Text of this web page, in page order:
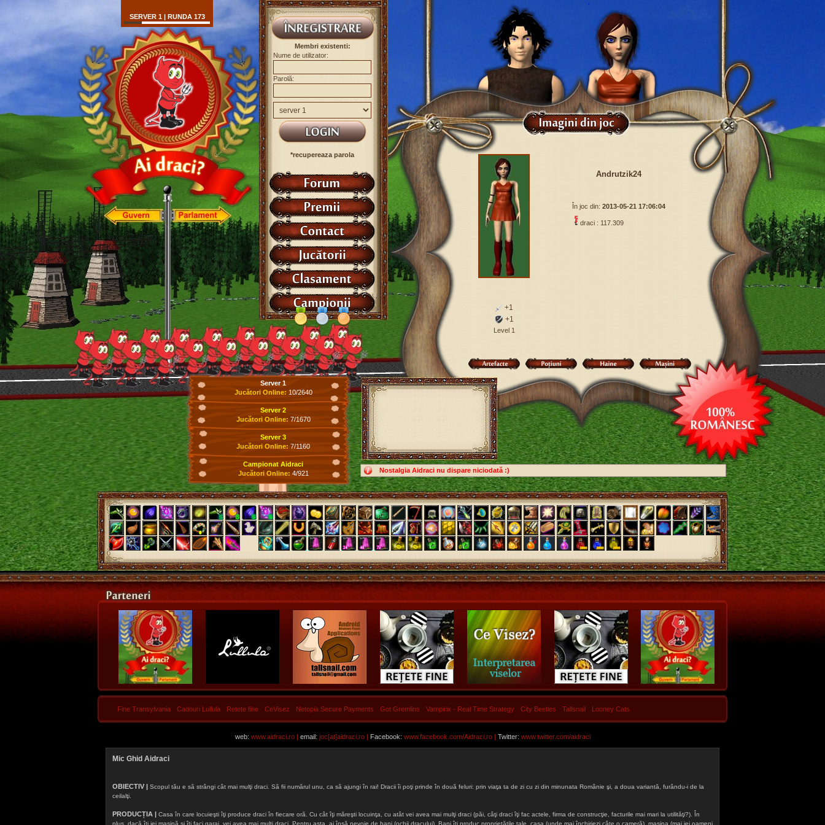
Nostalgia Aidraci nu dispare niciodată :)
SERVER 1 | RUNDA 173
Membri existenti:
Nume de utilizator:
Parolă:
*recupereaza parola
+1
+1
Level 1
Andrutzik24
În joc din: 2013-05-21 17:06:04
draci : 117.309
Server 1
Jucători Online: 10/2640
Server 2
Jucători Online: 7/1670
Server 3
Jucători Online: 7/1160
Campionat Aidraci
Jucători Online: 4/921
Fine Transylvania Cadouri Lullula Retete fine CeVisez Netopia Secure Payments Got Gremlins Vampirix - Real Time Strategy City Beetles Tallsnail Looney Cats
web: www.aidraci.ro | email: joc[at]aidraci.ro | Facebook: www.facebook.com/Aidraci.ro| Twitter: www.twitter.com/aidraci
Mic Ghid Aidraci
OBIECTIV | Scopul tău e să strângi cât mai mulţi draci. Să fii numărul unu, ca să ajungi în rai! Dracii îi poţi prinde în două feluri: prin viaţa ta de zi cu zi din minunata Românie şi, a doua variantă, furându-i de la
ceilalţi.
PRODUCȚIA | Casa în care locuieşti îţi produce draci în fiecare oră. Cu cât îţi măreşti locuinţa, cu atât vei avea mai mulţi draci (păi, câţi draci îţi fac actele, firma de construcţie, facturile mai mari la utilităţi?). În
plus, dacă îţi iei maşină şi îţi faci garaj, vei avea mai mulţi draci. Pentru asta, ai însă nevoie de bani (ochii dracului). Bani îţi produc proprietăţile tale, casa (unde mai închiriezi câte o cameră), maşina (mai iei oameni